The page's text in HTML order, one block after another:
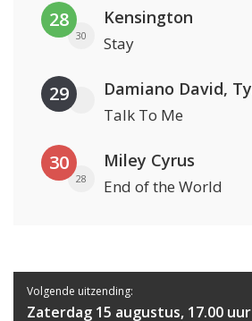
28
30
Kensington
Stay
29
Talk To Me
30
28
Miley Cyrus
End of the World
Volgende uitzending:
Zaterdag 15 augustus, 17.00 uur